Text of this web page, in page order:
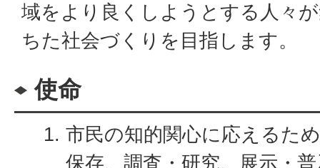
域をより良くしようとする人々
ちた社会づくりを目指します。
使命
市民の知的関心に応えるた
保存、調査・研究、展示・